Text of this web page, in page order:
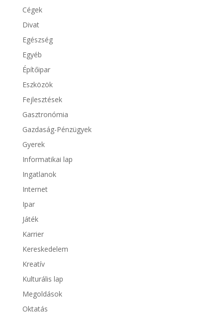
Cégek
Divat
Egészség
Egyéb
Építőipar
Eszközök
Fejlesztések
Gasztronómia
Gazdaság-Pénzügyek
Gyerek
Informatikai lap
Ingatlanok
Internet
Ipar
Játék
Karrier
Kereskedelem
Kreatív
Kulturális lap
Megoldások
Oktatás